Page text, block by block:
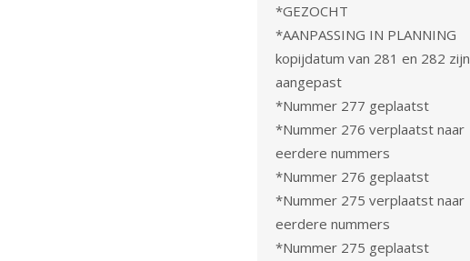
*GEZOCHT
*AANPASSING IN PLANNING
kopijdatum van 281 en 282 zijn
aangepast
*Nummer 277 geplaatst
*Nummer 276 verplaatst naar
eerdere nummers
*Nummer 276 geplaatst
*Nummer 275 verplaatst naar
eerdere nummers
*Nummer 275 geplaatst